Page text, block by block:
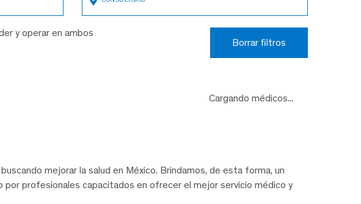
y operar en ambos
Borrar filtros
Cargando médicos...
mejorar la salud en México. Brindamos, de esta forma, un
profesionales capacitados en ofrecer el mejor servicio médico y